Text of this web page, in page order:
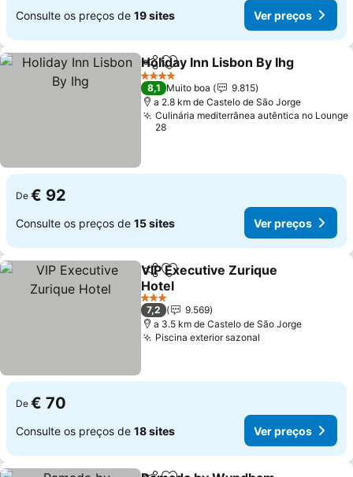
Consulte os preços de 19 sites Ver preços
PartilharAdicionar aos favoritos
Holiday Inn Lisbon By Ihg
4 Estrelas
8,1 Muito boa
9.815
a 2.8 km de Castelo de São Jorge
Culinária mediterrânea autêntica no Lounge
28
De € 92
Consulte os preços de 15 sites Ver preços
PartilharAdicionar aos favoritos
VIP Executive Zurique
Hotel
Ver preços
3 Estrelas
7,2
9.569
a 3.5 km de Castelo de São Jorge
Piscina exterior sazonal
De € 70
Consulte os preços de 18 sites Ver preços